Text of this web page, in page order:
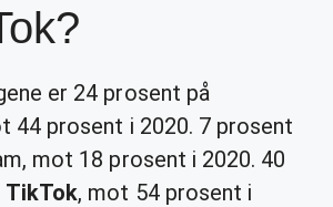
er 24 prosent på
44 prosent i 2020. 7 prosent
mot 18 prosent i 2020. 40
TikTok, mot 54 prosent i